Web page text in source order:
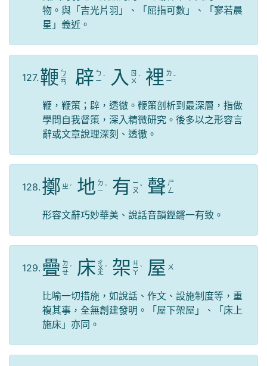
物。與「吉光片羽」、「屈指可數」、「寥若晨
星」義近。
127. 鞭 ㄅ
ㄧ
ㄢ 辟 ㄅ
ㄧ ˋ 入
ㄖ
ㄨ ˋ 裡 ㄌ
ㄧ ˇ
鞭，鞭策；辟，透徹。鞭策剖析到最深層，指做
學問自我督策，深入精微研究。後多以之形容言
辭或文章說理深刻、透徹。
128. 擲 ㄓ ˊ 地 ㄉ
ㄧ ˋ 有 ㄧ
ㄡ ˇ 聲 ㄕ
ㄥ
形容文辭巧妙華美、說話音韻鏗鏘一有致。
129. 疊 ㄉ
ㄧ
ㄝ
ˊ 床 ㄔ
ㄨ
ㄤ
ˊ 架 ㄐ
ㄧ
ㄚ
ˋ 屋 ㄨ
比喻一切措施，如說話、作文、設施制度等，重
複其事，全無創建發明。「屋下架屋」、「床上
施床」亦同。